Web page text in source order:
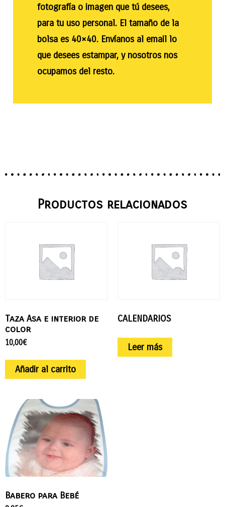
fotografía o imagen que tú desees,
para tu uso personal. El tamaño de la
bolsa es 40×40. Envíanos al email lo
que desees estampar, y nosotros nos
ocupamos del resto.
Productos relacionados
Taza Asa e interior de
color
10,00€
Añadir al carrito
CALENDARIOS
Leer más
Babero para Bebé